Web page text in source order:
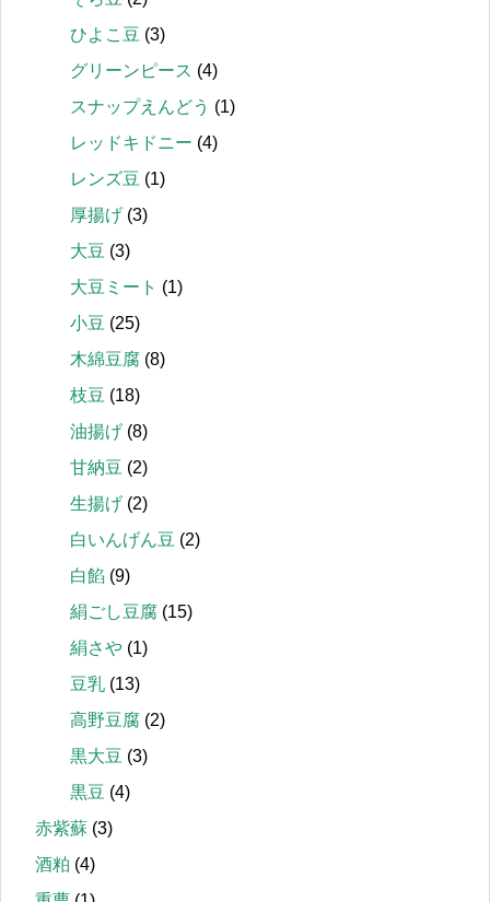
ひよこ豆 (3)
グリーンピース (4)
スナップえんどう (1)
レッドキドニー (4)
レンズ豆 (1)
厚揚げ (3)
大豆 (3)
大豆ミート (1)
小豆 (25)
木綿豆腐 (8)
枝豆 (18)
油揚げ (8)
甘納豆 (2)
生揚げ (2)
白いんげん豆 (2)
白餡 (9)
絹ごし豆腐 (15)
絹さや (1)
豆乳 (13)
高野豆腐 (2)
黒大豆 (3)
黒豆 (4)
赤紫蘇 (3)
酒粕 (4)